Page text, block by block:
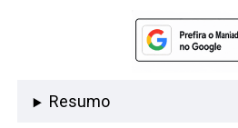
Resumo